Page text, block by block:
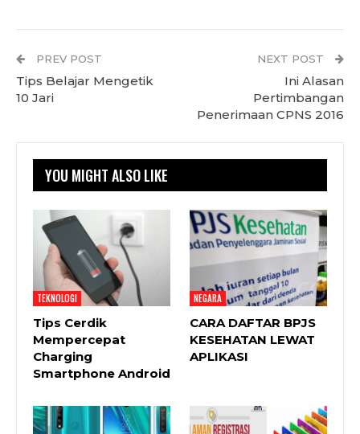
PREV POST
Tips Belajar Mengetik
10 Jari
NEXT POST
Ini Alasan
Pertimbangan
Penerimaan CPNS 2016
YOU MIGHT ALSO LIKE
TEKNOLOGI
Tips Cerdik
Mempercepat
Charging
Smartphone Android
NEGARA
CARA DAFTAR BPJS
KESEHATAN LEWAT
APLIKASI